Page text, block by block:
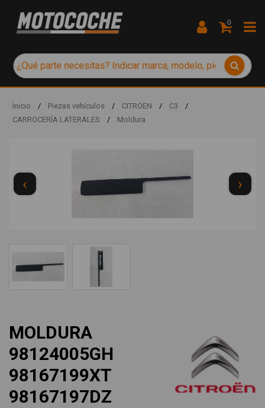
0
Inicio / Piezas vehículos / CITROEN / C3
/
CARROCERÍA LATERALES
/ Moldura
‹ ›
MOLDURA
98124005GH
98167199XT
98167197DZ